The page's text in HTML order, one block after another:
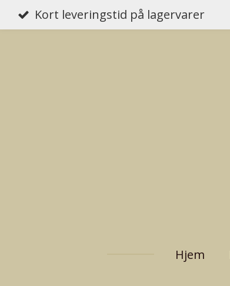
Gå
til
Kort leveringstid på lagervarer
Hjem